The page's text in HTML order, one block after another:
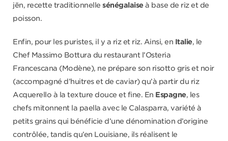
jën, recette traditionnelle sénégalaiseà base de riz et de
poisson.
Enfin, pour les puristes, il y a riz et riz. Ainsi, en Italie, le
Chef Massimo Bottura du restaurant l’Osteria
Francescana (Modène), ne prépare son risotto gris et noir
(accompagné d’huitres et de caviar) qu’à partir du riz
Acquerello à la texture douce et fine. En Espagne, les
chefs mitonnent la paella avec le Calasparra, variété à
petits grains qui bénéficie d’une dénomination d’origine
contrôlée, tandis qu’en Louisiane, ils réalisent le